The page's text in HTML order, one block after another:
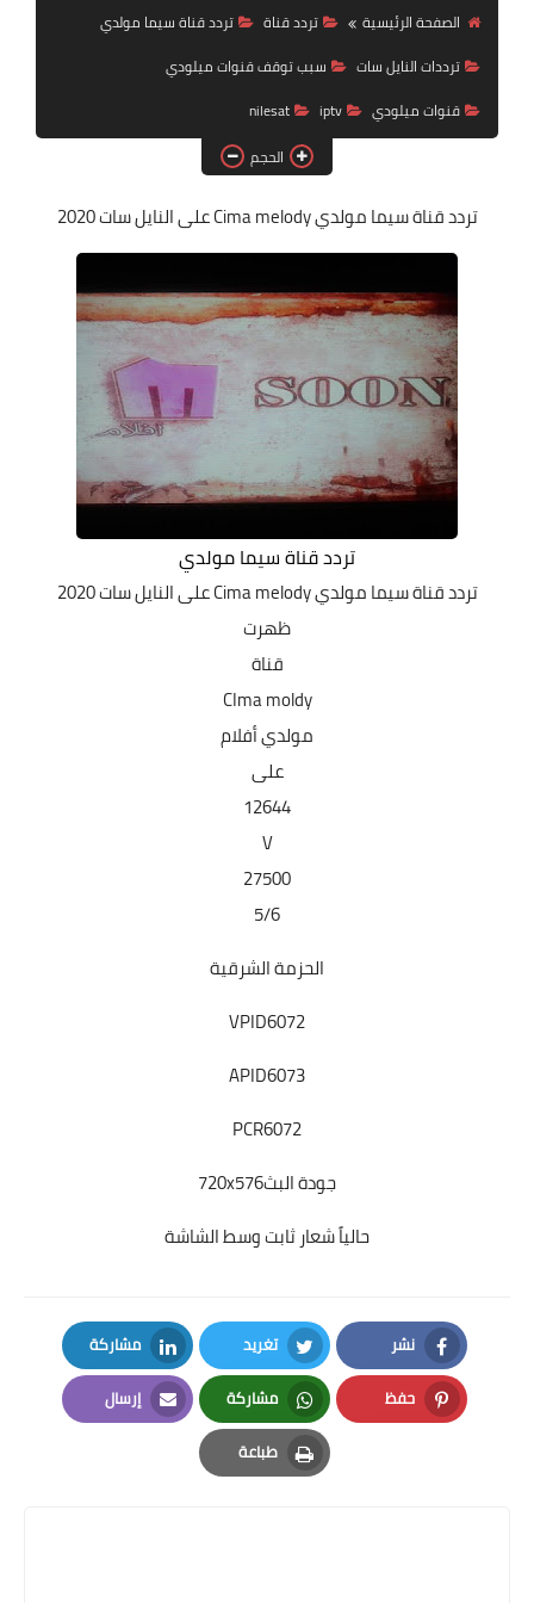
تردد قناة
nilesat
iptv
ترددات النايل سات
ترددات النايل سات
الصفحة الرئيسية
تردد قناة
تردد قناة سيما مولدي
ترددات النايل سات
سبب توقف قنوات ميلودي
قنوات ميلودي
iptv
nilesat
الحجم
تردد قناة سيما مولديCima melody على النايل سات 2020
تردد قناة سيما مولدي
تردد قناة سيما مولديCima melody على النايل سات 2020
ظهرت
قناة
CIma moldy
مولدي أفلام
على
12644
V
27500
5/6
الحزمة الشرقية
VPID6072
APID6073
PCR6072
جودة البث720x576
حالياً شعار ثابت وسط الشاشة
نشر
Facebook
تغريد
Twitter
مشاركة
LinkedIn
حفظ
Pinterest
مشاركة
Whatsapp
إرسال
Email
طباعة
Print